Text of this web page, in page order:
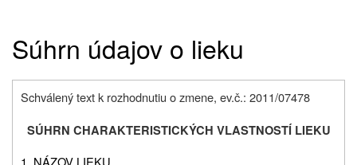
Súhrn údajov o lieku
Schválený text k rozhodnutiu o zmene, ev.č.: 2011/07478
SÚHRN CHARAKTERISTICKÝCH VLASTNOSTÍ LIEKU
1. NÁZOV LIEKU